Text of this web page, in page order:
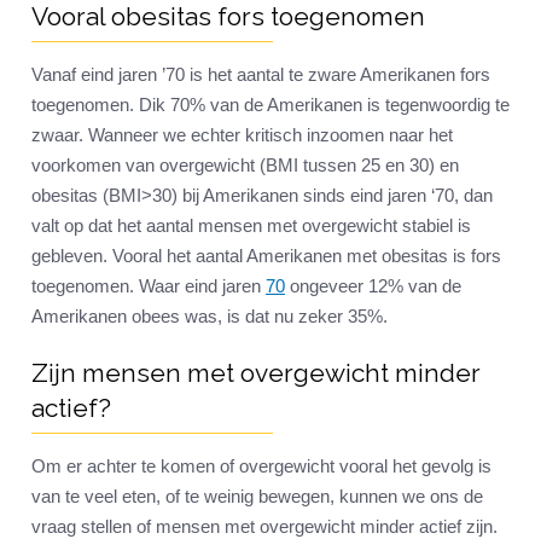
Vooral obesitas fors toegenomen
Vanaf eind jaren ’70 is het aantal te zware Amerikanen fors
toegenomen. Dik 70% van de Amerikanen is tegenwoordig te
zwaar. Wanneer we echter kritisch inzoomen naar het
voorkomen van overgewicht (BMI tussen 25 en 30) en
obesitas (BMI>30) bij Amerikanen sinds eind jaren ‘70, dan
valt op dat het aantal mensen met overgewicht stabiel is
gebleven. Vooral het aantal Amerikanen met obesitas is fors
toegenomen. Waar eind jaren 70 ongeveer 12% van de
Amerikanen obees was, is dat nu zeker 35%.
Zijn mensen met overgewicht minder
actief?
Om er achter te komen of overgewicht vooral het gevolg is
van te veel eten, of te weinig bewegen, kunnen we ons de
vraag stellen of mensen met overgewicht minder actief zijn.